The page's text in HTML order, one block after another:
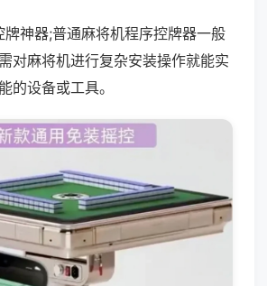
神器;普通麻将机程序控牌器一般
对麻将机进行复杂安装操作就能实
的设备或工具。